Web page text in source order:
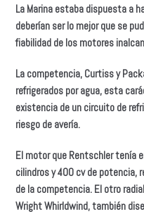
La Marina estaba dispuesta a
deberían ser lo mejor que se
fiabilidad de los motores
La competencia, Curtiss y
refrigerados por agua, esta
existencia de un circuito de
riesgo de avería.
El motor que Rentschler tenía
cilindros y 400 cv de potencia,
de la competencia. El otro
Wright Whirldwind, también